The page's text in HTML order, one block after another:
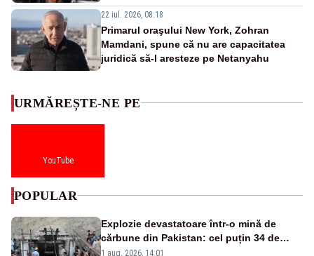
22 iul. 2026, 08:18
Primarul oraşului New York, Zohran
Mamdani, spune că nu are capacitatea
juridică să-l aresteze pe Netanyahu
URMĂREȘTE-NE PE
YouTube
POPULAR
Explozie devastatoare într-o mină de
cărbune din Pakistan: cel puțin 34 de
morți - VIDEO
1 aug. 2026, 14:01